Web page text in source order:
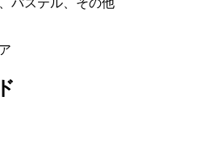
パステル、その他